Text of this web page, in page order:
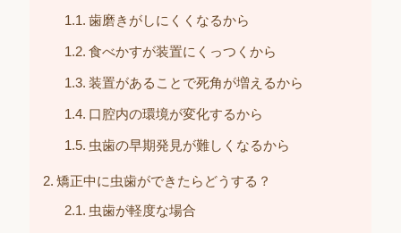
歯磨きがしにくくなるから
食べかすが装置にくっつくから
装置があることで死角が増えるから
口腔内の環境が変化するから
虫歯の早期発見が難しくなるから
矯正中に虫歯ができたらどうする？
虫歯が軽度な場合